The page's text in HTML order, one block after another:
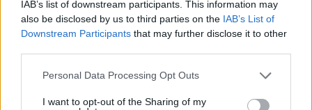
IAB’s list of downstream participants. This information may
also be disclosed by us to third parties on the IAB’s List of
Downstream Participants that may further disclose it to other
Please note that this website/app uses one or more Google
not limited to your visit or usage behaviour. You may click to
Personal Data Processing Opt Outs
I want to opt-out of the Sharing of my
Πολύτεκνες οικογένειες: Μόλις 23.097 στην Ελλάδα –
Πόσες έχουν πάνω από 6 παιδιά
09.08.2026, 00:15
Δύο θάνατοι λουομένων το Σάββατο σε Λέσβο και